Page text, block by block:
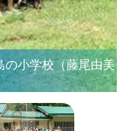
の小学校（藤尾由美